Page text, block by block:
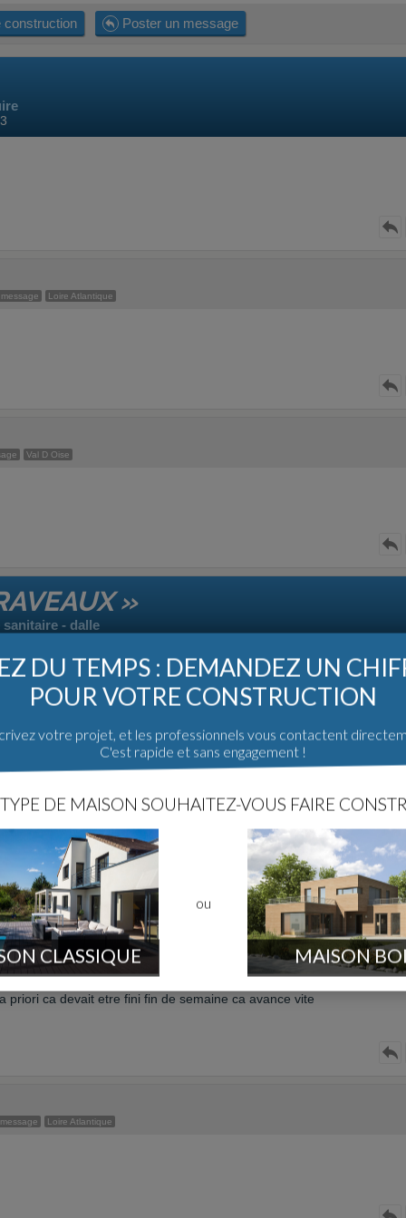
Poster un message
Loire Atlantique
Val D Oise
»
- dalle
MURS »
- étage
priori ca devait etre fini fin de semaine ca avance vite
Loire Atlantique
DU TEMPS : DEMANDEZ UN
POUR VOTRE CONSTRUCTION
votre projet, et les professionnels vous contactent
C'est rapide et sans engagement !
DE MAISON SOUHAITEZ-VOUS FAIRE
CLASSIQUE
ou
MAISON